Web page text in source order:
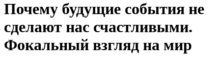
Почему будущие события не
сделают нас счастливыми.
Фокальный взгляд на мир